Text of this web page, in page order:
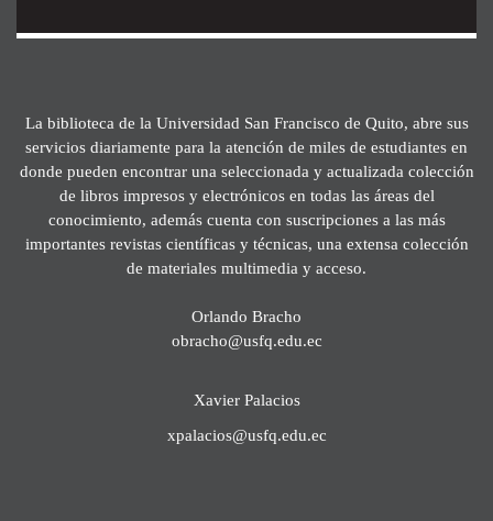
La biblioteca de la Universidad San Francisco de Quito, abre sus
servicios diariamente para la atención de miles de estudiantes en
donde pueden encontrar una seleccionada y actualizada colección
de libros impresos y electrónicos en todas las áreas del
conocimiento, además cuenta con suscripciones a las más
importantes revistas científicas y técnicas, una extensa colección
de materiales multimedia y acceso.
Orlando Bracho
obracho@usfq.edu.ec
Xavier Palacios
xpalacios@usfq.edu.ec